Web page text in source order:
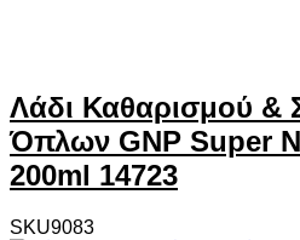
Λάδι Καθαρισμού &
Όπλων GNP Super
200ml 14723
SKU9083